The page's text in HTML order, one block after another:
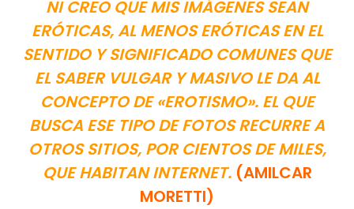
NI CREO QUE MIS IMÁGENES SEAN
ERÓTICAS, AL MENOS ERÓTICAS EN EL
SENTIDO Y SIGNIFICADO COMUNES QUE
EL SABER VULGAR Y MASIVO LE DA AL
CONCEPTO DE «EROTISMO». EL QUE
BUSCA ESE TIPO DE FOTOS RECURRE A
OTROS SITIOS, POR CIENTOS DE MILES,
QUE HABITAN INTERNET. (AMILCAR
MORETTI)